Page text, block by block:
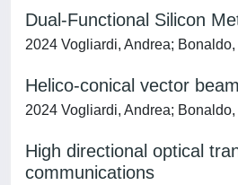
Dual-Functional Silicon
2024 Vogliardi, Andrea;
Helico-conical vector
2024 Vogliardi, Andrea;
High directional optical
communications